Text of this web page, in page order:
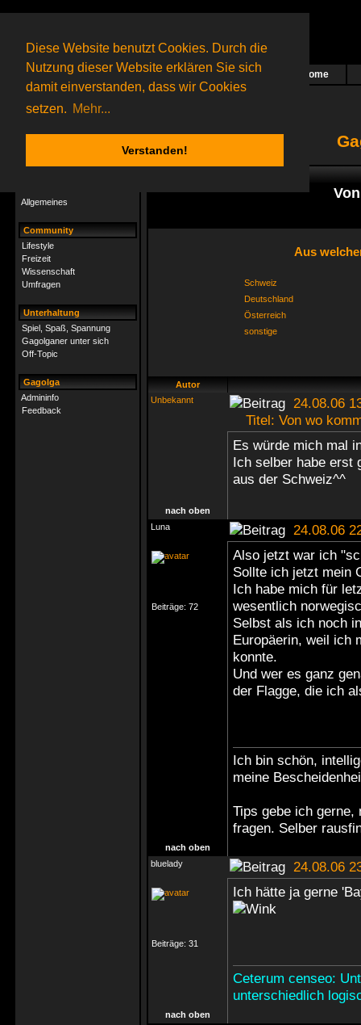
Diese Website benutzt Cookies. Durch die
Nutzung dieser Website erklären Sie sich
damit einverstanden, dass wir Cookies
setzen. Mehr...
Verstanden!
Das nächste Rätsel ist in Arbeit Home
22 Gagolganeronline(0 registrierte und 22 Gäste)
Gagolganer:
9732Rätsel online:
Allgemeines
Community
Lifestyle
Freizeit
Wissenschaft
Umfragen
Unterhaltung
Spiel, Spaß, Spannung
Gagolganer unter sich
Off-Topic
Gagolga
Admininfo
Feedback
Aus
Schweiz
Deutschland
Österreich
sonstige
Autor
Unbekannt
24.08.06
Titel: Von wo
Es würde mich mal
Ich selber habe erst
aus der Schweiz^^
nach oben
Luna
24.08.06
Beiträge: 72
Also jetzt war ich
Sollte ich jetzt mein
Ich habe mich für
wesentlich
Selbst als ich noch
Europäerin, weil ich
konnte.
Und wer es ganz
der Flagge, die ich
Ich bin schön,
meine
Tips gebe ich gerne,
fragen. Selber
nach oben
bluelady
24.08.06
Beiträge: 31
Ich hätte ja gerne
Ceterum censeo:
unterschiedlich
nach oben